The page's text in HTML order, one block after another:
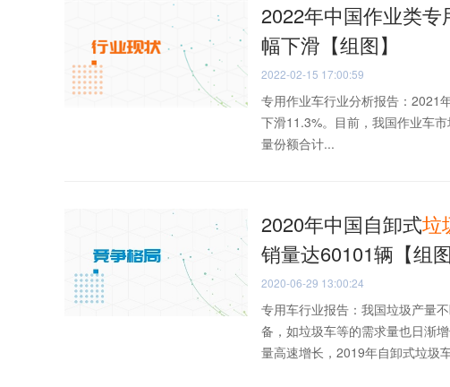
2022年中国作业类
幅下滑【组图】
2022-02-15 17:00:59
专用作业车行业分析报告：2021
下滑11.3%。目前，我国作业车
量份额合计...
2020年中国自卸式垃
销量达60101辆【组图
2020-06-29 13:00:24
专用车行业报告：我国垃圾产量
备，如垃圾车等的需求量也日渐
量高速增长，2019年自卸式垃圾